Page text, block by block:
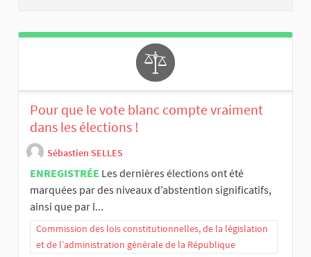
Pour que le vote blanc compte vraiment
dans les élections !
Sébastien SELLES
ENREGISTRÉE Les dernières élections ont été
marquées par des niveaux d’abstention significatifs,
ainsi que par l...
Commission des lois constitutionnelles, de la législation
et de l’administration générale de la République